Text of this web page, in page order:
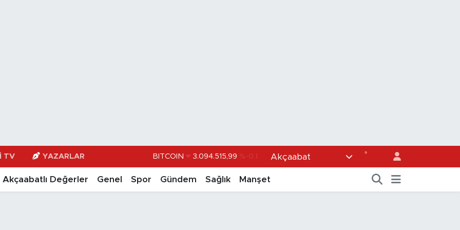
TV YAZARLAR DOLAR 47,7436 %0.18
EURO 55,2510 %0.32
STERLİN 64,4811 %0.38
Akçaabat °
Akçaabatlı Değerler Genel Spor Gündem Sağlık Manşet